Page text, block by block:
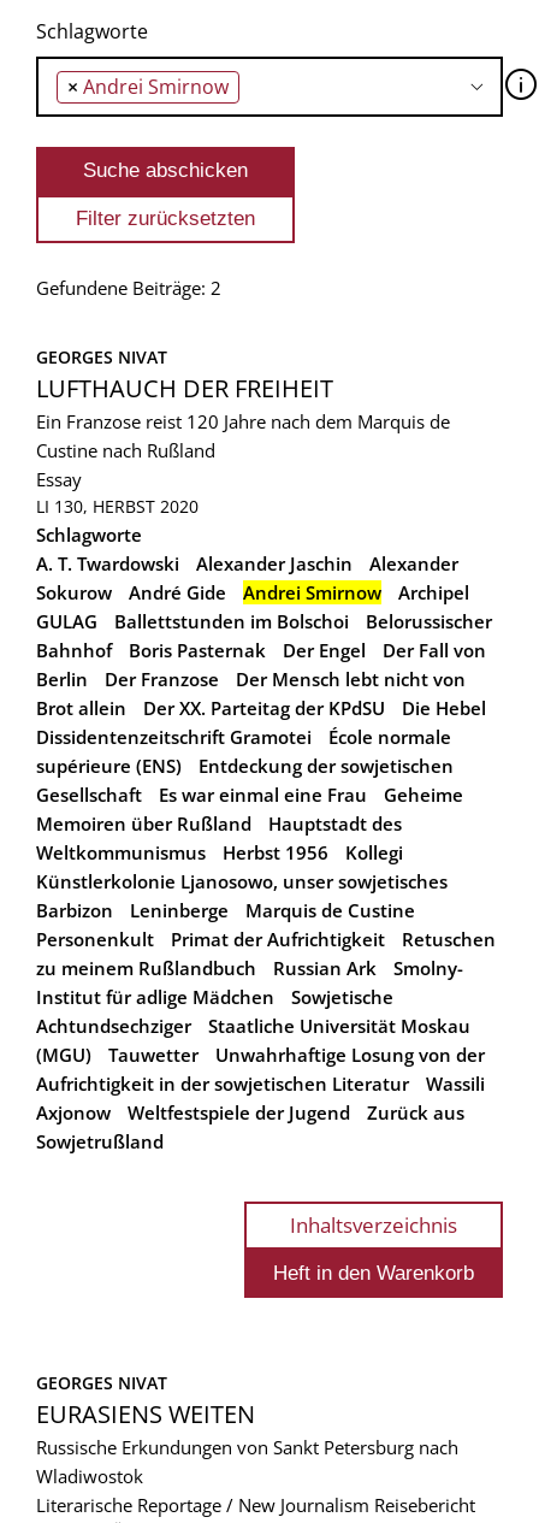
Schlagworte
× Andrei Smirnow 🛈
Gefundene Beiträge: 2
GEORGES NIVAT
LUFTHAUCH DER FREIHEIT
Ein Franzose reist 120 Jahre nach dem Marquis de
Custine nach Rußland
Essay
LI 130, HERBST 2020
Schlagworte
A. T. Twardowski
Alexander Jaschin
Alexander
Sokurow
André Gide Andrei Smirnow
Archipel
GULAG
Ballettstunden im Bolschoi
Belorussischer
Bahnhof
Boris Pasternak Der Engel
Der Fall von
Berlin
Der Franzose
Der Mensch lebt nicht von
Brot allein
Der XX. Parteitag der KPdSU
Die Hebel
Dissidentenzeitschrift Gramotei
École normale
supérieure (ENS)
Entdeckung der sowjetischen
Gesellschaft
Es war einmal eine Frau
Geheime
Memoiren über Rußland
Hauptstadt des
Weltkommunismus
Herbst 1956
Kollegi
Künstlerkolonie Ljanosowo, unser sowjetisches
Barbizon
Leninberge
Marquis de Custine
Personenkult
Primat der Aufrichtigkeit
Retuschen
zu meinem Rußlandbuch
Russian Ark
Smolny-
Institut für adlige Mädchen
Sowjetische
Achtundsechziger
Staatliche Universität Moskau
(MGU)
Tauwetter
Unwahrhaftige Losung von der
Aufrichtigkeit in der sowjetischen Literatur
Wassili
Axjonow
Weltfestspiele der Jugend
Zurück aus
Sowjetrußland
Inhaltsverzeichnis
GEORGES NIVAT
EURASIENS WEITEN
Russische Erkundungen von Sankt Petersburg nach
Wladiwostok
Literarische Reportage / New Journalism Reisebericht